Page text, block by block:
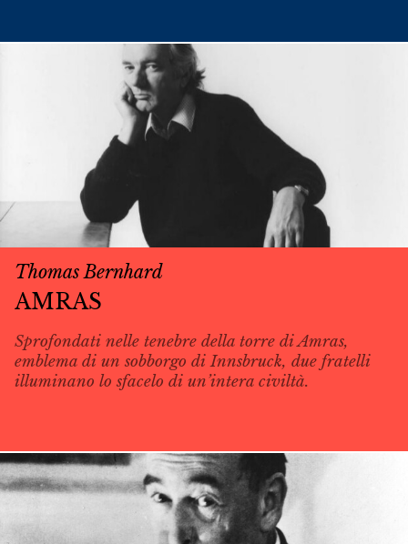
Thomas Bernhard
AMRAS
Sprofondati nelle tenebre della torre di Amras,
emblema di un sobborgo di Innsbruck, due fratelli
illuminano lo sfacelo di un’intera civiltà.